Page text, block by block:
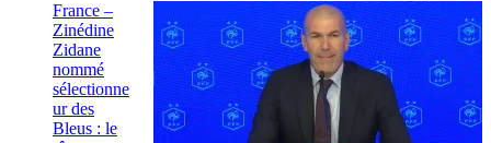
France –
Zinédine
Zidane
nommé
sélectionne
ur des
Bleus : le